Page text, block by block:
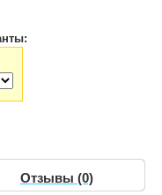
Отзывы (0)